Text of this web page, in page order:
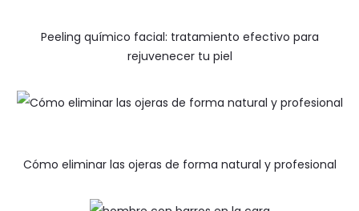
Peeling químico facial: tratamiento efectivo para
rejuvenecer tu piel
Cómo eliminar las ojeras de forma natural y profesional